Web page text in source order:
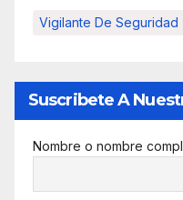
Vigilante De Seguridad
Suscribete A
Nombre o nombre